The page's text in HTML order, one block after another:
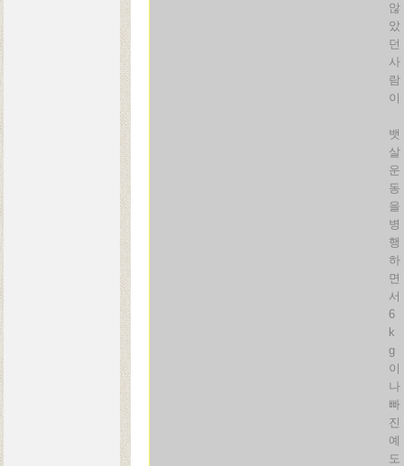
않
았
던
사
람
이
뱃
살
운
동
을
병
행
하
면
서
6
k
g
이
나
빠
진
예
도